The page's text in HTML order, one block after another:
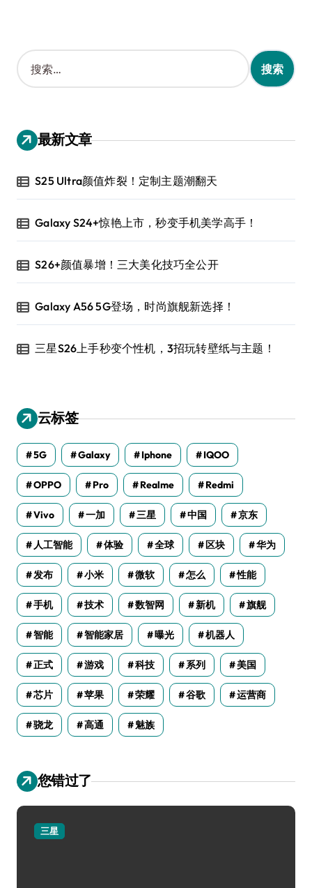
搜
索
：
最新文章
S25 Ultra颜值炸裂！定制主题潮翻天
Galaxy S24+惊艳上市，秒变手机美学高手！
S26+颜值暴增！三大美化技巧全公开
Galaxy A56 5G登场，时尚旗舰新选择！
三星S26上手秒变个性机，3招玩转壁纸与主题！
云标签
5G Galaxy Iphone IQOO
OPPO Pro Realme Redmi
Vivo 一加 三星 中国 京东
人工智能 体验 全球 区块 华为
发布 小米 微软 怎么 性能
手机 技术 数智网 新机 旗舰
智能 智能家居 曝光 机器人
正式 游戏 科技 系列 美国
芯片 苹果 荣耀 谷歌 运营商
骁龙 高通 魅族
您错过了
三星